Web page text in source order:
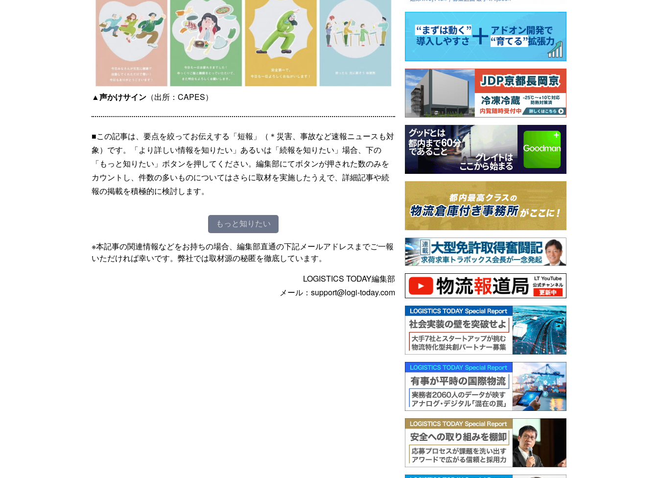
▲声かけサイン （出所：CAPES）
■この記事は、要点を絞ってお伝えする「短報」（＊災害、事故など速報ニュースも対
象）です。「より詳しい情報を知りたい」あるいは「続報を知りたい」場合、下の
「もっと知りたい」ボタンを押してください。編集部にてボタンが押された数のみを
カウントし、件数の多いものについてはさらに取材を実施したうえで、詳細記事や続
報の掲載を積極的に検討します。
もっと知りたい
※本記事の関連情報などをお持ちの場合、編集部直通の下記メールアドレスまでご一報
いただければ幸いです。弊社では取材源の秘匿を徹底しています。
LOGISTICS TODAY編集部
メール：support@logi-today.com